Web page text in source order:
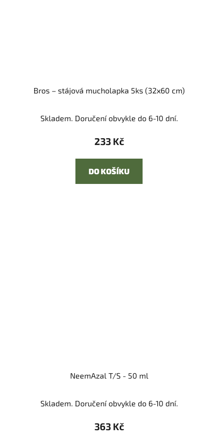
Bros – stájová mucholapka 5ks (32x60 cm)
Skladem. Doručení obvykle do 6-10 dní.
233 Kč
DO KOŠÍKU
NeemAzal T/S - 50 ml
Skladem. Doručení obvykle do 6-10 dní.
363 Kč